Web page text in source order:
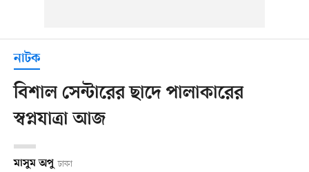
নাটক
বিশাল সেন্টারের ছাদে পালাকারের
স্বপ্নযাত্রা আজ
মাসুম অপু ঢাকা